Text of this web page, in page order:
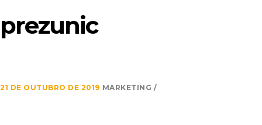
prezunic
21 DE OUTUBRO DE 2019 MARKETING